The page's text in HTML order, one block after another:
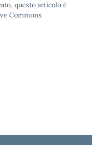
questo articolo è
Commons